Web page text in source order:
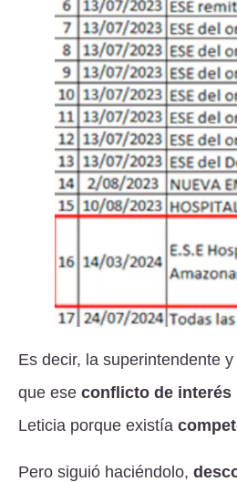
Es decir, la superintendente y
que ese conflicto de interés
Leticia porque existía
Pero siguió haciéndolo,